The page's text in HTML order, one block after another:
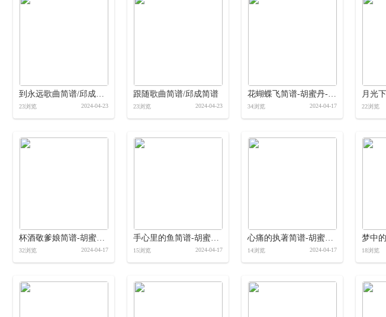
到永远歌曲简谱/邱成简谱
23浏览 2024-04-23
跟随歌曲简谱/邱成简谱
23浏览 2024-04-23
花蝴蝶飞简谱-胡蜜丹-岭南印象制作简谱
34浏览 2024-04-17 22浏览
杯酒敬爹娘简谱-胡蜜丹-岭南印象制作简谱
32浏览 2024-04-17
手心里的鱼简谱-胡蜜丹-岭南印象制作简谱
15浏览 2024-04-17
心痛的执著简谱-胡蜜丹-岭南印象制作简谱
14浏览 2024-04-17 18浏览